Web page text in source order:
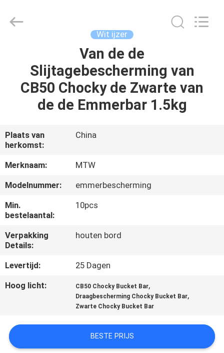
PRODUCTEN
ONGEVEER
ONS
FABRIEKSREIS
KWALITEITSCONTROLE
CONTACTEER
ONS
VERZOEK
PARTS
(SUZHOU)
Wit ijzer
Van de de
Slijtagebescherming van
CB50 Chocky de Zwarte van
de de Emmerbar 1.5kg
Plaats van
herkomst:
China
Merknaam:
MTW
Modelnummer:
emmerbescherming
Min.
bestelaantal:
10pcs
Verpakking
Details:
houten bord
Levertijd:
25 Dagen
Hoog licht:
CB50 Chocky Bucket Bar,
Draagbescherming Chocky Bucket Bar,
Zwarte Chocky Bucket Bar
BESTE PRIJS